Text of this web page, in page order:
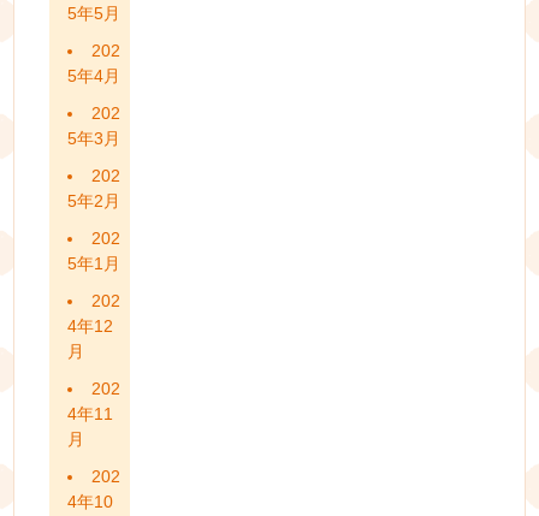
5年5月
202
5年4月
202
5年3月
202
5年2月
202
5年1月
202
4年12
月
202
4年11
月
202
4年10